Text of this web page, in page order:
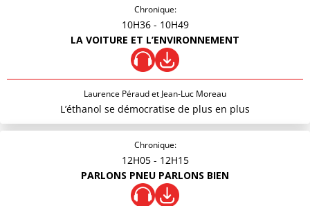
Chronique:
10H36 - 10H49
LA VOITURE ET L’ENVIRONNEMENT
Laurence Péraud et Jean-Luc Moreau
L’éthanol se démocratise de plus en plus
Chronique:
12H05 - 12H15
PARLONS PNEU PARLONS BIEN